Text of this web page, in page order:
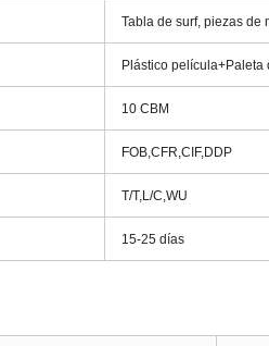
Tabla de surf, piezas de
Plástico película+Paleta
10 CBM
FOB,CFR,CIF,DDP
T/T,L/C,WU
15-25 días